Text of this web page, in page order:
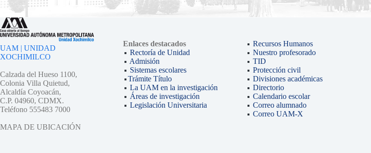
UAM | UNIDAD
XOCHIMILCO
Calzada del Hueso 1100,
Colonia Villa Quietud,
Alcaldía Coyoacán,
C.P. 04960, CDMX.
Teléfono 555483 7000
MAPA DE UBICACIÓN
Enlaces destacados
Rectoría de Unidad
Admisión
Sistemas escolares
Trámite Título
La UAM en la investigación
Áreas de investigación
Legislación Universitaria
Recursos Humanos
Nuestro profesorado
TID
Protección civil
Divisiones académicas
Directorio
Calendario escolar
Correo alumnado
Correo UAM-X